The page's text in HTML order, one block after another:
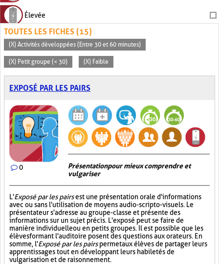
Élevée
TOUTES LES FICHES (15)
(X) Activités développées (Entre 30 et 60 minutes)
(X) Petit groupe (< 30) (X) Faible
EXPOSÉ PAR LES PAIRS
0
Présentation pour mieux comprendre et
vulgariser
L'Exposé par les pairsest une présentation orale d'informations
avec ou sans l'utilisation de moyens audio-scripto-visuels. Le
présentateur s'adresse au groupe-classe et présente des
informations sur un sujet précis. L'exposé peut se faire de
manière individuelle ou en petits groupes. Il est possible que les
élèves formant l'auditoire posent des questions aux orateurs. En
somme, l'Exposé par les pairspermet aux élèves de partager leurs
apprentissages tout en développant leurs habiletés de
vulgarisation et de raisonnement.